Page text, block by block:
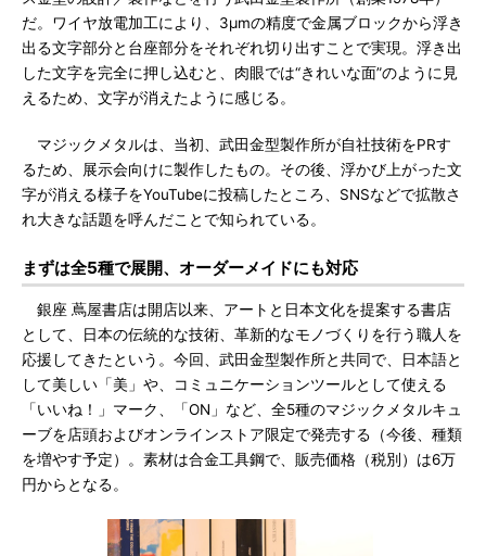
だ。ワイヤ放電加工により、3μmの精度で金属ブロックから浮き
出る文字部分と台座部分をそれぞれ切り出すことで実現。浮き出
した文字を完全に押し込むと、肉眼では“きれいな面”のように見
えるため、文字が消えたように感じる。
マジックメタルは、当初、武田金型製作所が自社技術をPRす
るため、展示会向けに製作したもの。その後、浮かび上がった文
字が消える様子をYouTubeに投稿したところ、SNSなどで拡散さ
れ大きな話題を呼んだことで知られている。
まずは全5種で展開、オーダーメイドにも対応
銀座 蔦屋書店は開店以来、アートと日本文化を提案する書店
として、日本の伝統的な技術、革新的なモノづくりを行う職人を
応援してきたという。今回、武田金型製作所と共同で、日本語と
して美しい「美」や、コミュニケーションツールとして使える
「いいね！」マーク、「ON」など、全5種のマジックメタルキュ
ーブを店頭およびオンラインストア限定で発売する（今後、種類
を増やす予定）。素材は合金工具鋼で、販売価格（税別）は6万
円からとなる。